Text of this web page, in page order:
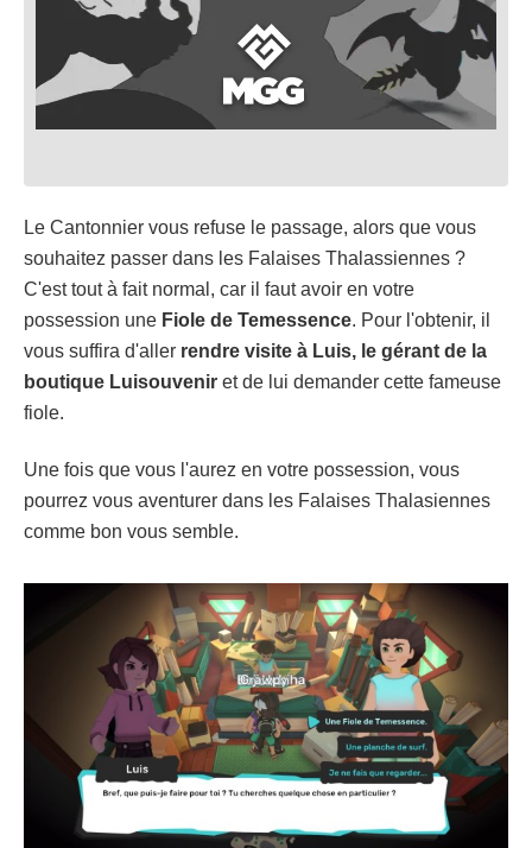
Le Cantonnier vous refuse le passage, alors que vous
souhaitez passer dans les Falaises Thalassiennes ?
C'est tout à fait normal, car il faut avoir en votre
possession une Fiole de Temessence. Pour l'obtenir, il
vous suffira d'aller rendre visite à Luis, le gérant de la
boutique Luisouvenir et de lui demander cette fameuse
fiole.
Une fois que vous l'aurez en votre possession, vous
pourrez vous aventurer dans les Falaises Thalasiennes
comme bon vous semble.